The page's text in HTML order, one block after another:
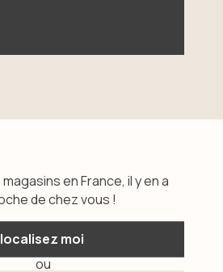
en France, il y en a
de chez vous !
moi
ou